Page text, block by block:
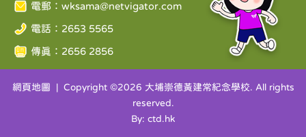
電郵： wksama@netvigator.com
電話：2653 5565
傳真：2656 2856
網頁地圖 | Copyright ©2026 大埔崇德黃建常紀念學校. All rights
reserved.
By: ctd.hk